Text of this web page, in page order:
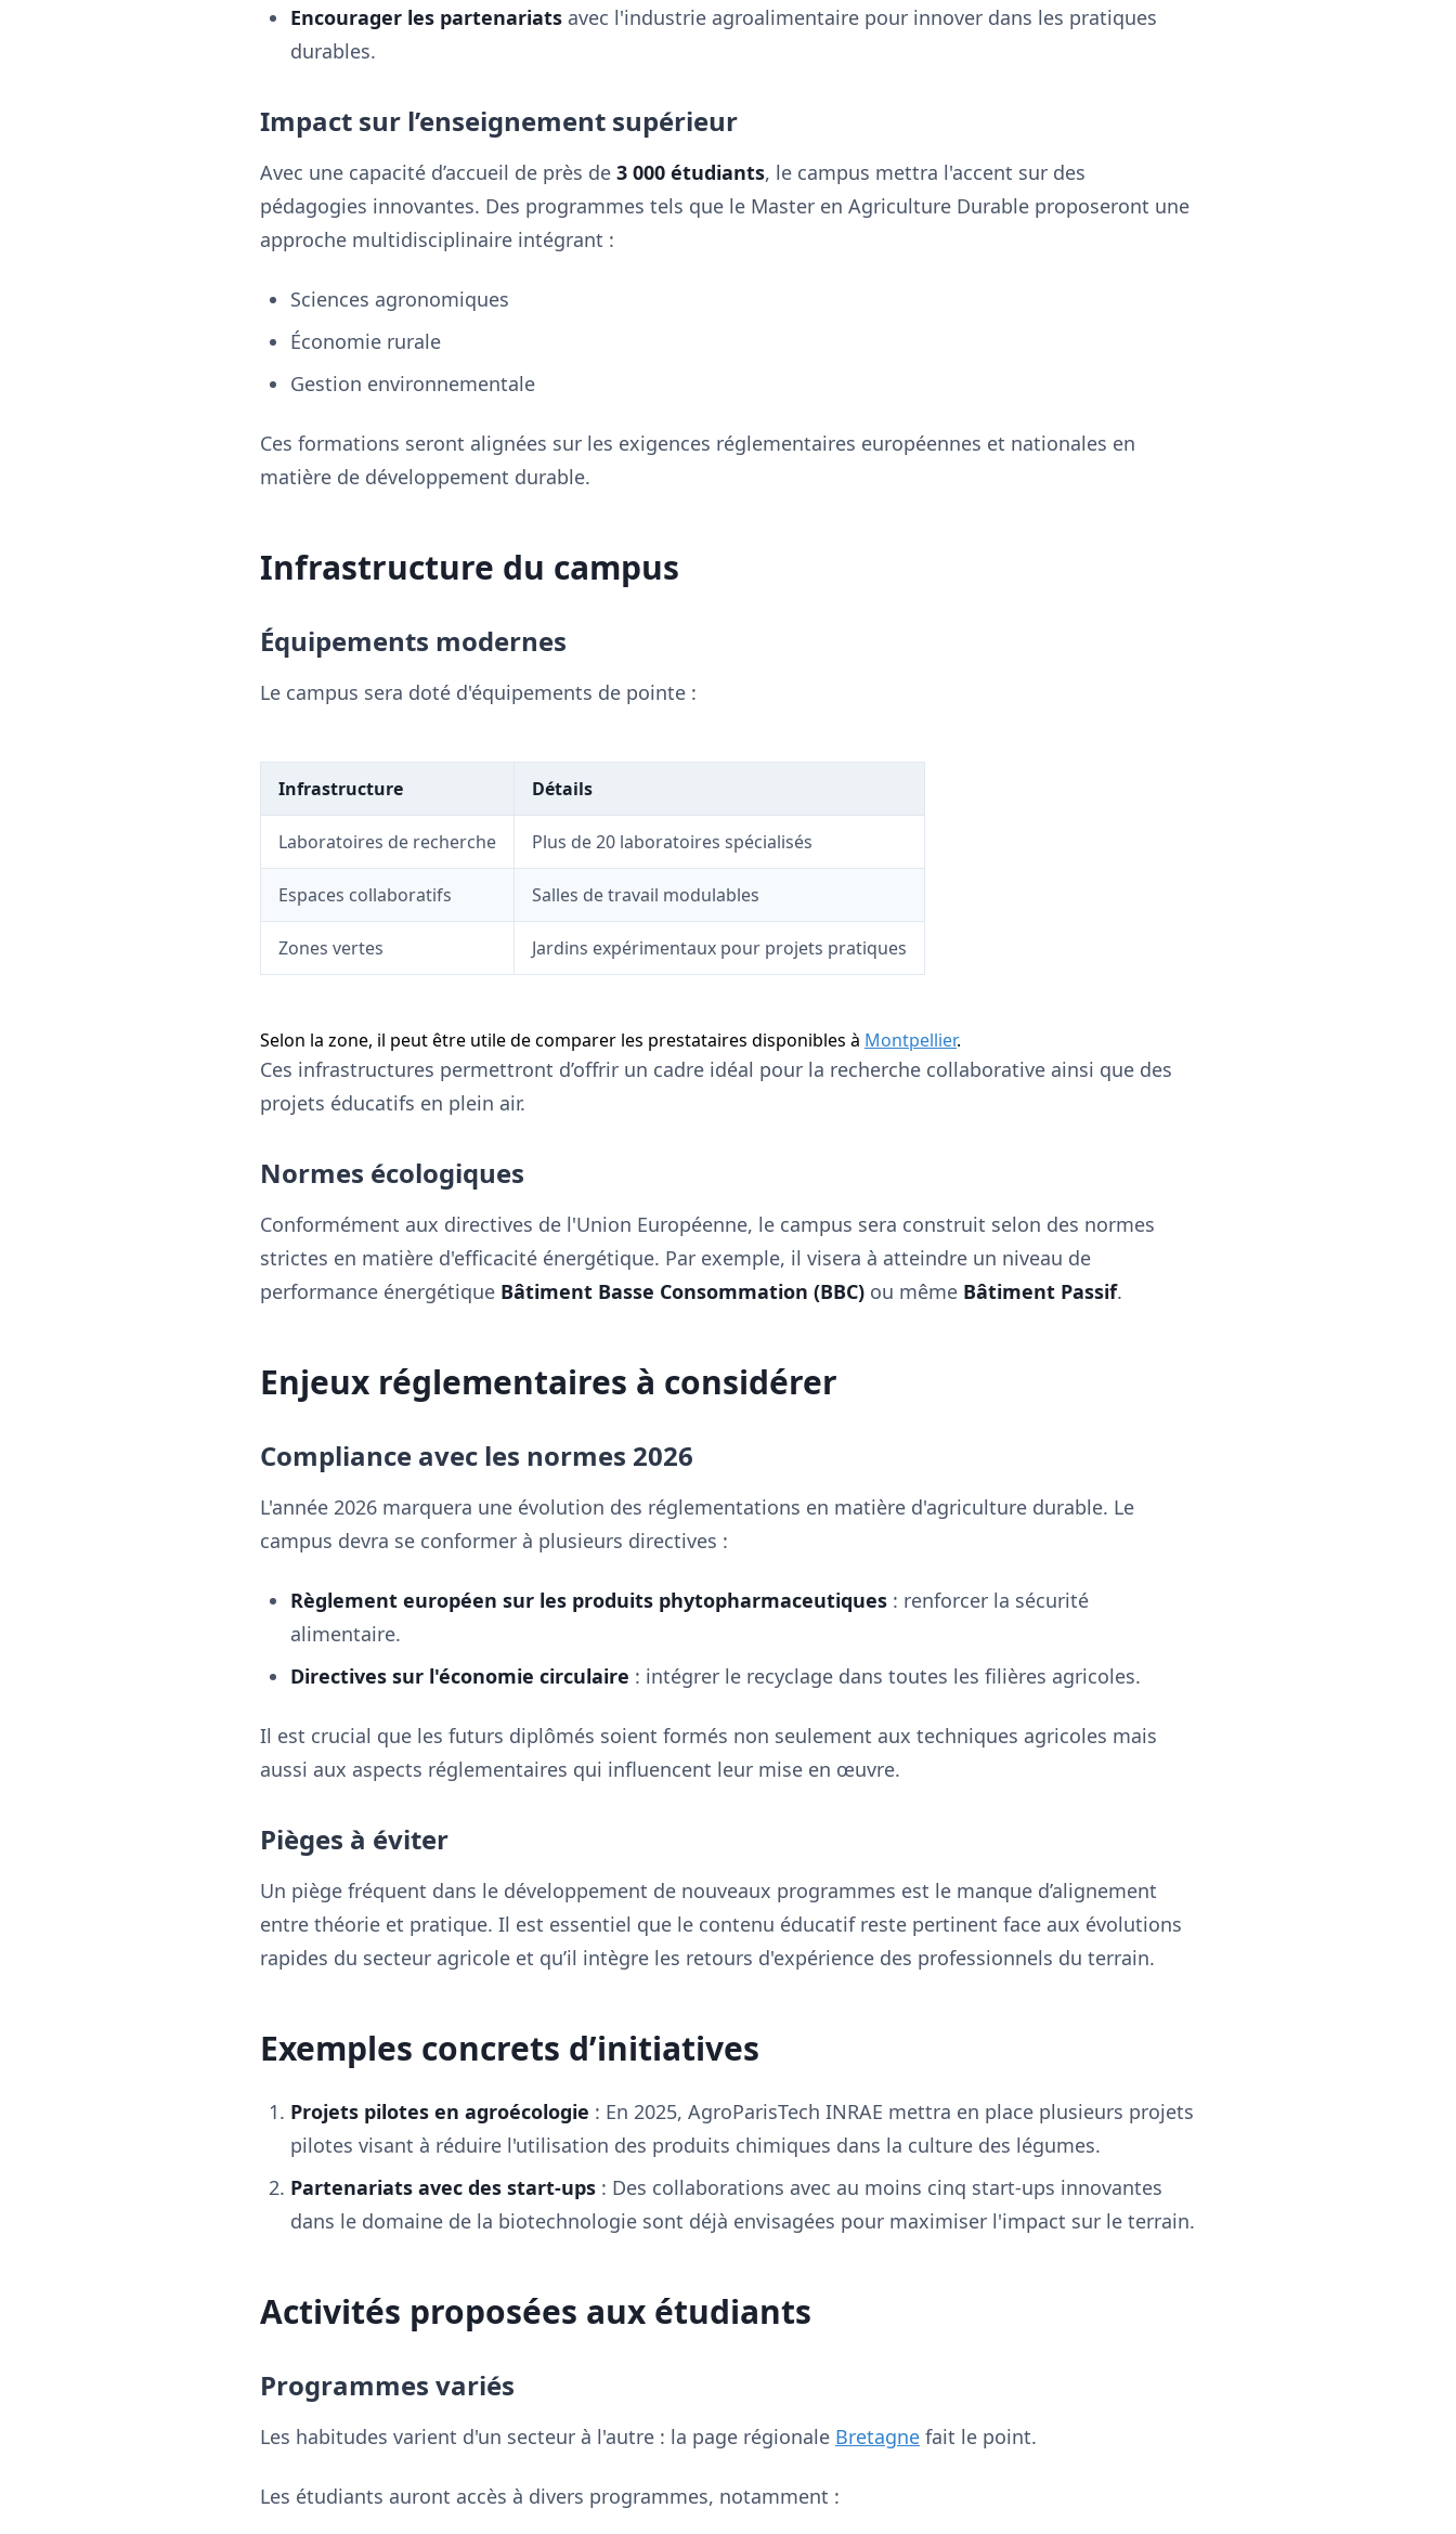
Encourager les partenariats avec l'industrie agroalimentaire pour innover dans les pratiques
durables.
Impact sur l’enseignement supérieur
Avec une capacité d’accueil de près de 3 000 étudiants, le campus mettra l'accent sur des
pédagogies innovantes. Des programmes tels que le Master en Agriculture Durable proposeront une
approche multidisciplinaire intégrant :
Sciences agronomiques
Économie rurale
Gestion environnementale
Ces formations seront alignées sur les exigences réglementaires européennes et nationales en
matière de développement durable.
Infrastructure du campus
Équipements modernes
Le campus sera doté d'équipements de pointe :
Infrastructure Détails
Laboratoires de recherche Plus de 20 laboratoires spécialisés
Espaces collaboratifs Salles de travail modulables
Zones vertes Jardins expérimentaux pour projets pratiques
Selon la zone, il peut être utile de comparer les prestataires disponibles à Montpellier.
Ces infrastructures permettront d’offrir un cadre idéal pour la recherche collaborative ainsi que des
projets éducatifs en plein air.
Normes écologiques
Conformément aux directives de l'Union Européenne, le campus sera construit selon des normes
strictes en matière d'efficacité énergétique. Par exemple, il visera à atteindre un niveau de
performance énergétique Bâtiment Basse Consommation (BBC) ou même Bâtiment Passif.
Enjeux réglementaires à considérer
Compliance avec les normes 2026
L'année 2026 marquera une évolution des réglementations en matière d'agriculture durable. Le
campus devra se conformer à plusieurs directives :
Règlement européen sur les produits phytopharmaceutiques : renforcer la sécurité
alimentaire.
Directives sur l'économie circulaire : intégrer le recyclage dans toutes les filières agricoles.
Il est crucial que les futurs diplômés soient formés non seulement aux techniques agricoles mais
aussi aux aspects réglementaires qui influencent leur mise en œuvre.
Pièges à éviter
Un piège fréquent dans le développement de nouveaux programmes est le manque d’alignement
entre théorie et pratique. Il est essentiel que le contenu éducatif reste pertinent face aux évolutions
rapides du secteur agricole et qu’il intègre les retours d'expérience des professionnels du terrain.
Exemples concrets d’initiatives
Projets pilotes en agroécologie : En 2025, AgroParisTech INRAE mettra en place plusieurs projets
pilotes visant à réduire l'utilisation des produits chimiques dans la culture des légumes.
Partenariats avec des start-ups : Des collaborations avec au moins cinq start-ups innovantes
dans le domaine de la biotechnologie sont déjà envisagées pour maximiser l'impact sur le terrain.
Activités proposées aux étudiants
Programmes variés
Les habitudes varient d'un secteur à l'autre : la page régionale Bretagne fait le point.
Les étudiants auront accès à divers programmes, notamment :